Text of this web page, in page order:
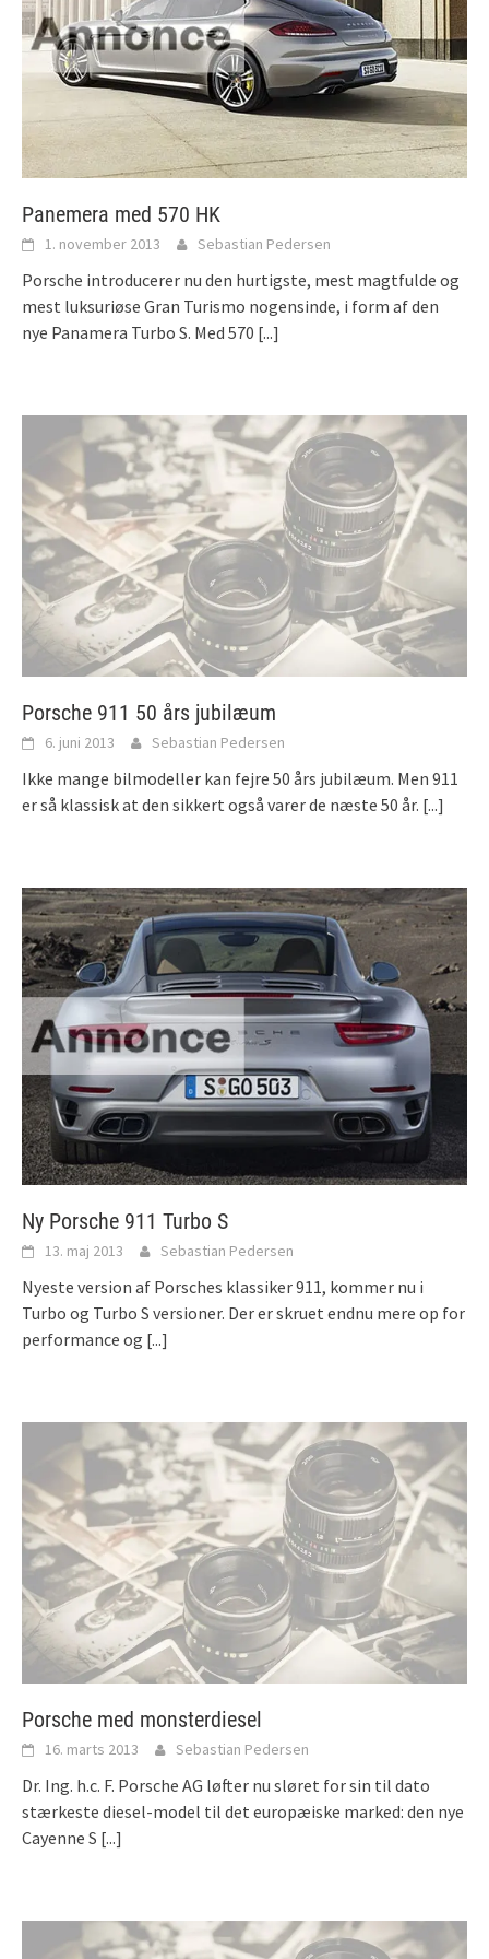
Panemera med 570 HK
1. november 2013 Sebastian Pedersen
Porsche introducerer nu den hurtigste, mest magtfulde og
mest luksuriøse Gran Turismo nogensinde, i form af den
nye Panamera Turbo S. Med 570 [...]
Porsche 911 50 års jubilæum
6. juni 2013 Sebastian Pedersen
Ikke mange bilmodeller kan fejre 50 års jubilæum. Men 911
er så klassisk at den sikkert også varer de næste 50 år. [...]
Ny Porsche 911 Turbo S
13. maj 2013 Sebastian Pedersen
Nyeste version af Porsches klassiker 911, kommer nu i
Turbo og Turbo S versioner. Der er skruet endnu mere op for
performance og [...]
Porsche med monsterdiesel
16. marts 2013 Sebastian Pedersen
Dr. Ing. h.c. F. Porsche AG løfter nu sløret for sin til dato
stærkeste diesel-model til det europæiske marked: den nye
Cayenne S [...]